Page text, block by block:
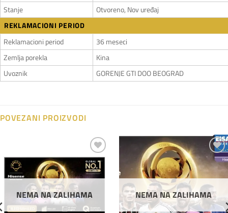
Stanje
Otvoreno, Nov uređaj
REKLAMACIONI PERIOD
Reklamacioni period
36 meseci
Zemlja porekla
Kina
Uvoznik
GORENJE GTI DOO BEOGRAD
POVEZANI PROIZVODI
Dodaj
na
listu
želja
NEMA NA ZALIHAMA
Dodaj
na
želja
NEMA NA ZALIHAMA